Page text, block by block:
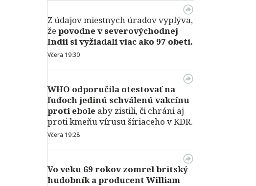
Z údajov miestnych úradov vyplýva,
že povodne v severovýchodnej
Indii si vyžiadali viac ako 97 obetí.
Včera 19:30
WHO odporučila otestovať na
ľuďoch jedinú schválenú vakcínu
proti ebole aby zistili, či chráni aj
proti kmeňu vírusu šíriaceho v KDR.
Včera 19:28
Vo veku 69 rokov zomrel britský
hudobník a producent William